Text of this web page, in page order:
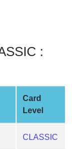
:
Card
Level
CLASSIC